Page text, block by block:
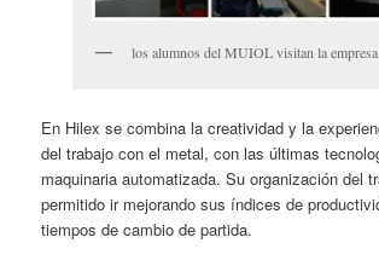
los alumnos del MUIOL visitan la
En Hilex se combina la creatividad y la
del trabajo con el metal, con las últimas
maquinaria automatizada. Su organización del
permitido ir mejorando sus índices de
tiempos de cambio de partida.